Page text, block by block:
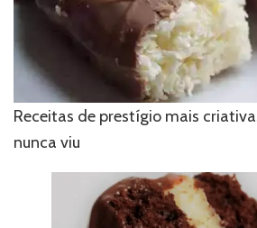
Receitas de prestígio mais
nunca viu